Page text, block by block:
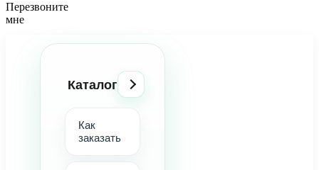
Перезвоните
мне
Каталог
Как
заказать